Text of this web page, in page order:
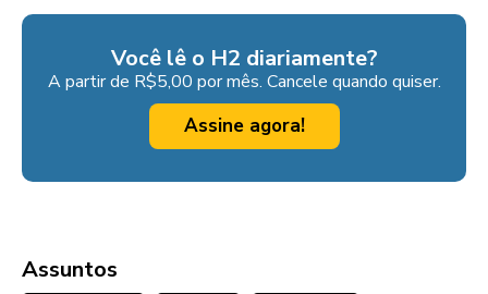
Você lê o H2 diariamente?
A partir de R$5,00 por mês. Cancele quando quiser.
Assine agora!
Assuntos